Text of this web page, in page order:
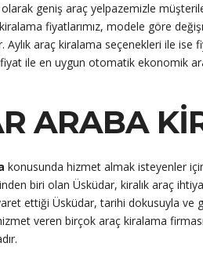
olarak geniş araç yelpazemizle
fiyatlarımız, modele göre
Aylık araç kiralama seçenekleri ile ise
ile en uygun otomatik ekonomik
ARABA
konusunda hizmet almak isteyenler
biri olan Üsküdar, kiralık araç
ettiği Üsküdar, tarihi dokusuyla ve
veren birçok araç kiralama